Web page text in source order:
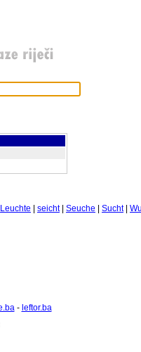
Leuchte seicht| Seuche Sucht|
- leftor.ba